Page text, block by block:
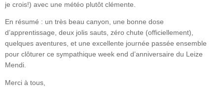
je crois!) avec une météo plutôt clémente.
En résumé : un très beau canyon, une bonne dose
d’apprentissage, deux jolis sauts, zéro chute (officiellement),
quelques aventures, et une excellente journée passée ensemble
pour clôturer ce sympathique week end d’anniversaire du Leize
Mendi.
Merci à tous,